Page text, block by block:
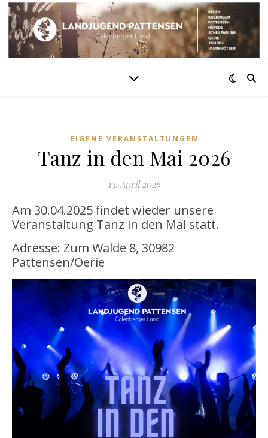
EIGENE VERANSTALTUNGEN
Tanz in den Mai 2026
13. April 2026
Am 30.04.2025 findet wieder unsere
Veranstaltung Tanz in den Mai statt.
Adresse: Zum Walde 8, 30982
Pattensen/Oerie